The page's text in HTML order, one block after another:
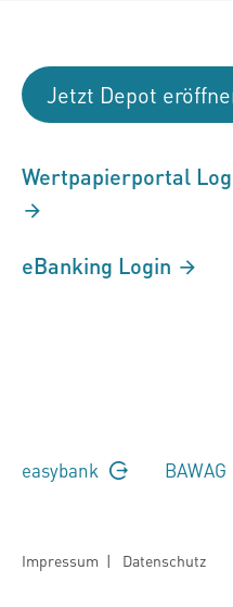
Jetzt Depot
Wertpapierportal
eBanking Login
easybank BAWAG
Impressum | Datenschutz